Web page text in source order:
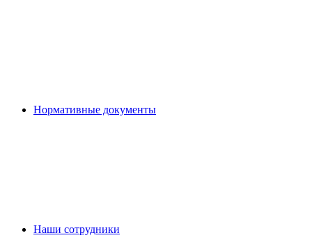
Нормативные документы
Наши сотрудники